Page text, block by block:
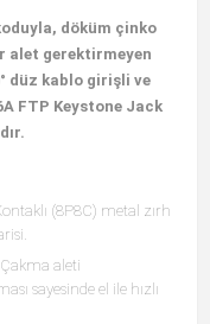
döküm çinko
alet gerektirmeyen
düz kablo girişli ve
FTP Keystone Jack
(8P8C) metal zırh
Çakma aleti
sayesinde el ile hızlı